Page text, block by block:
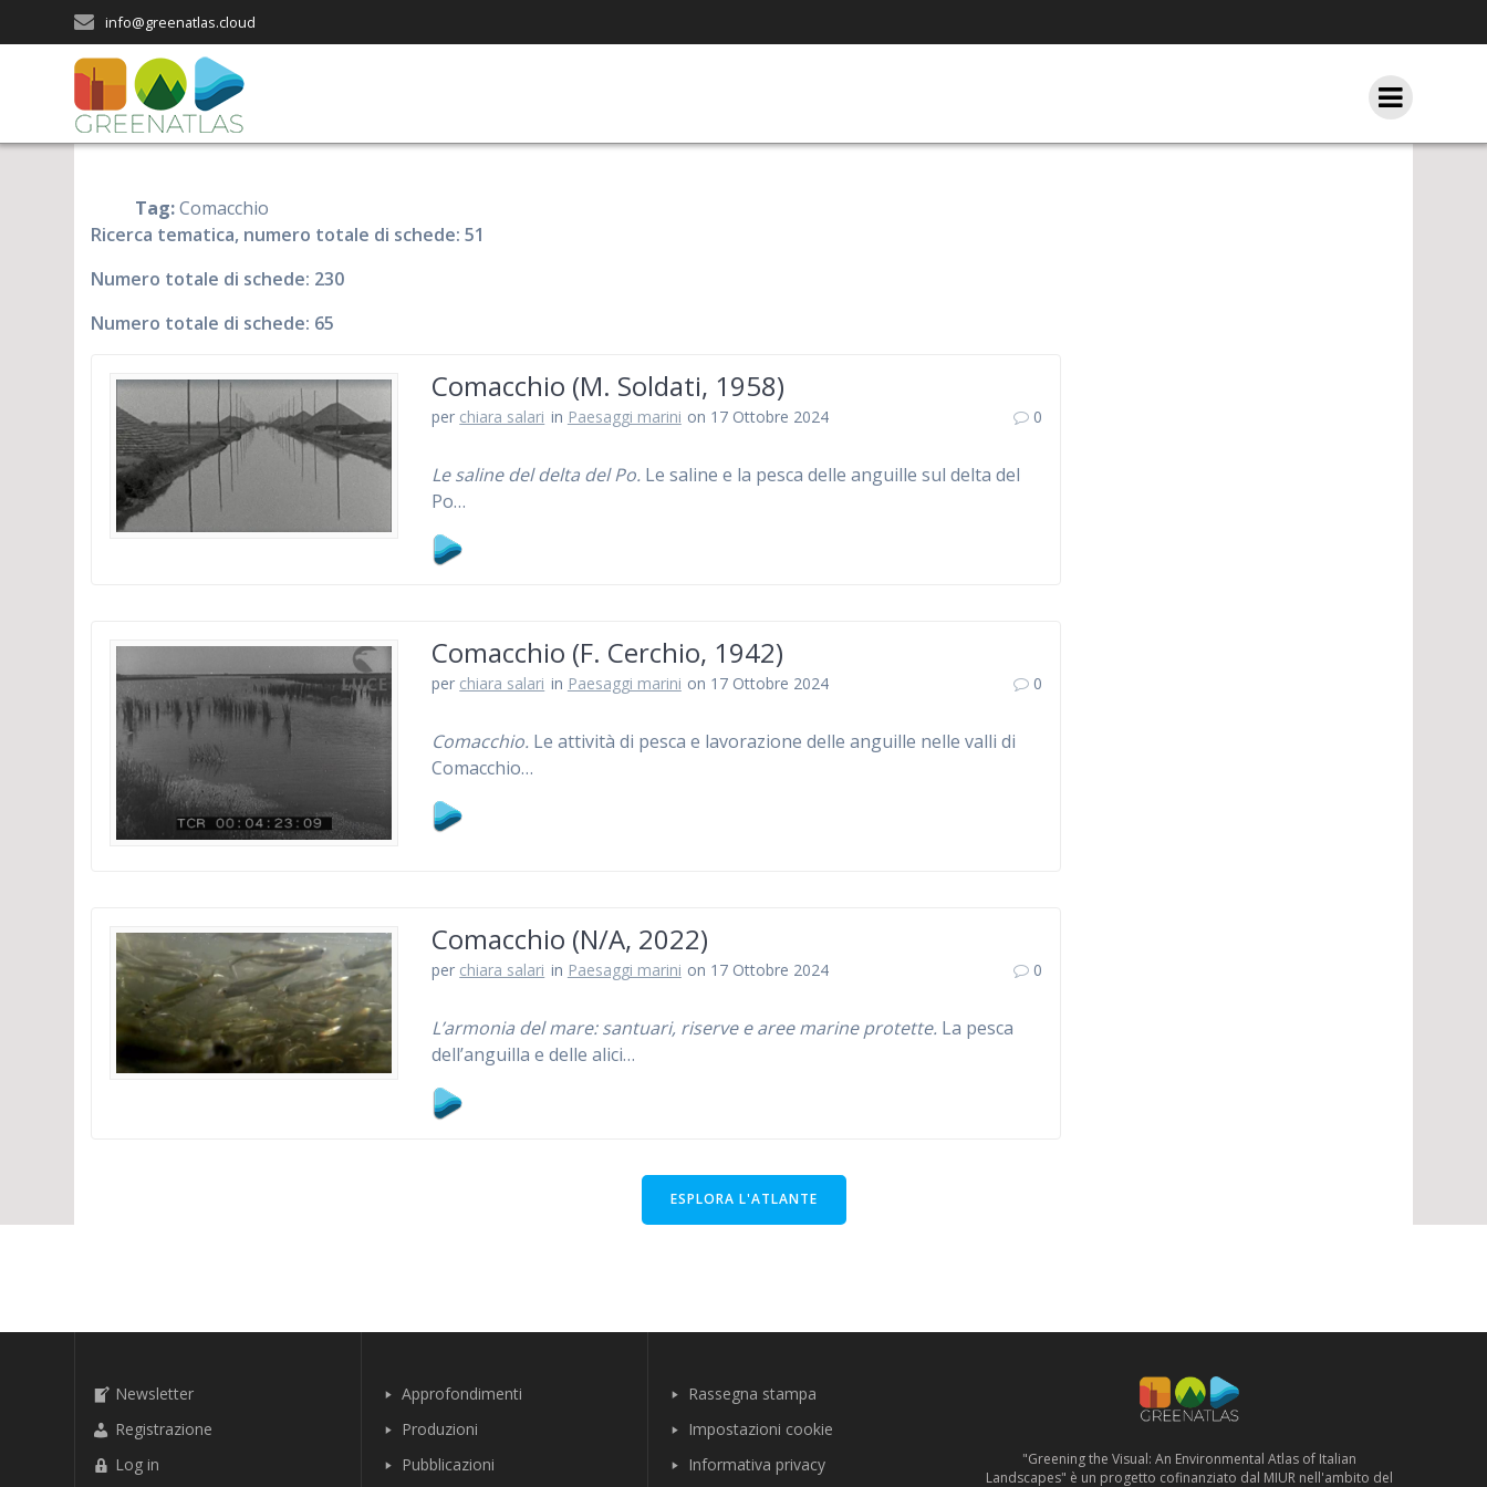
al
contenuto
info@greenatlas.cloud
Tag:Comacchio
Ricerca tematica, numero totale di schede: 51
Numero totale di schede: 230
Numero totale di schede: 65
Comacchio (M. Soldati, 1958)
per chiara salari in Paesaggi marini on 17 Ottobre 2024 0
Le saline del delta del Po. Le saline e la pesca delle anguille sul delta del
Po…
Comacchio (F. Cerchio, 1942)
per chiara salari in Paesaggi marini on 17 Ottobre 2024 0
Comacchio. Le attività di pesca e lavorazione delle anguille nelle valli di
Comacchio…
Comacchio (N/A, 2022)
per chiara salari in Paesaggi marini on 17 Ottobre 2024 0
L’armonia del mare: santuari, riserve e aree marine protette. La pesca
dell’anguilla e delle alici…
ESPLORA L'ATLANTE
Newsletter
Registrazione
Log in
Approfondimenti
Produzioni
Pubblicazioni
Rassegna stampa
Impostazioni cookie
Informativa privacy
"Greening the Visual: An Environmental Atlas of Italian
Landscapes" è un progetto cofinanziato dal MIUR nell'ambito del